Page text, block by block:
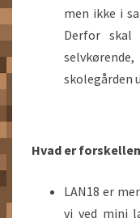
men ikke i
Derfor skal
skolegården
Hvad er
LAN18 er
vi ved mini